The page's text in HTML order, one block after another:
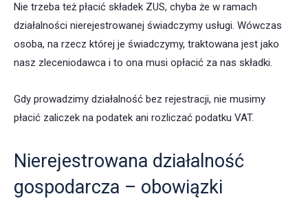
Nie trzeba też płacić składek ZUS, chyba że w ramach
działalności nierejestrowanej świadczymy usługi. Wówczas
osoba, na rzecz której je świadczymy, traktowana jest jako
nasz zleceniodawca i to ona musi opłacić za nas składki.
Gdy prowadzimy działalność bez rejestracji, nie musimy
płacić zaliczek na podatek ani rozliczać podatku VAT.
Nierejestrowana działalność
gospodarcza – obowiązki